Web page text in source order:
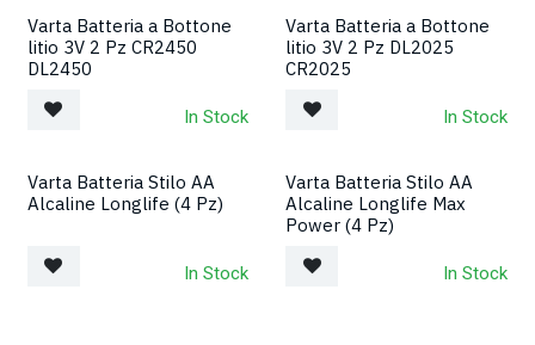
Varta Batteria a Bottone
litio 3V 2 Pz CR2450
DL2450
In Stock
Varta Batteria a Bottone
litio 3V 2 Pz DL2025
CR2025
In Stock
Varta Batteria Stilo AA
Alcaline Longlife (4 Pz)
In Stock
Varta Batteria Stilo AA
Alcaline Longlife Max
Power (4 Pz)
In Stock